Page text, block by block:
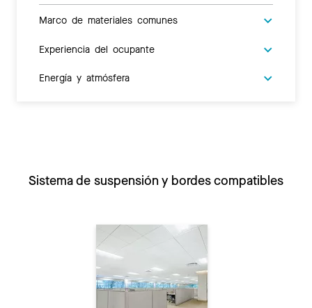
Marco de materiales comunes
Experiencia del ocupante
Energía y atmósfera
Sistema de suspensión y bordes compatibles